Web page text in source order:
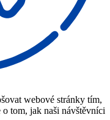
webové stránky tím,
tom, jak naši návštěvníci